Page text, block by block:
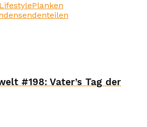
LifestylePlanken
sendenteilen
#198: Vater’s Tag der